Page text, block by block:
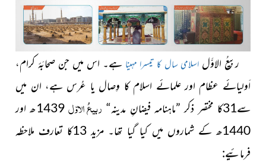
ربیعُ الاوَّلاسلامی سال کا تیسرا مہینا ہے۔ اس میں جن صحابَۂ کرام،
اَولیائے عظام اور علمائے اسلام کا وِصال یا عُرس ہے، ان میں
سے31کا مختصر ذکر ”ماہنامہ فیضانِ مدینہ“
ربیعُ الاوّل
1439ھ اور
1440ھ کے شماروں میں کیا گیا تھا۔ مزید 13کا تعارف ملاحظہ
فرمائیے: